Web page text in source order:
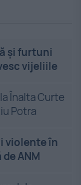
și furtuni
vijeliile
Înalta Curte
Potra
violente în
ANM